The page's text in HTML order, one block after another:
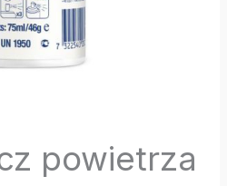
powietrza